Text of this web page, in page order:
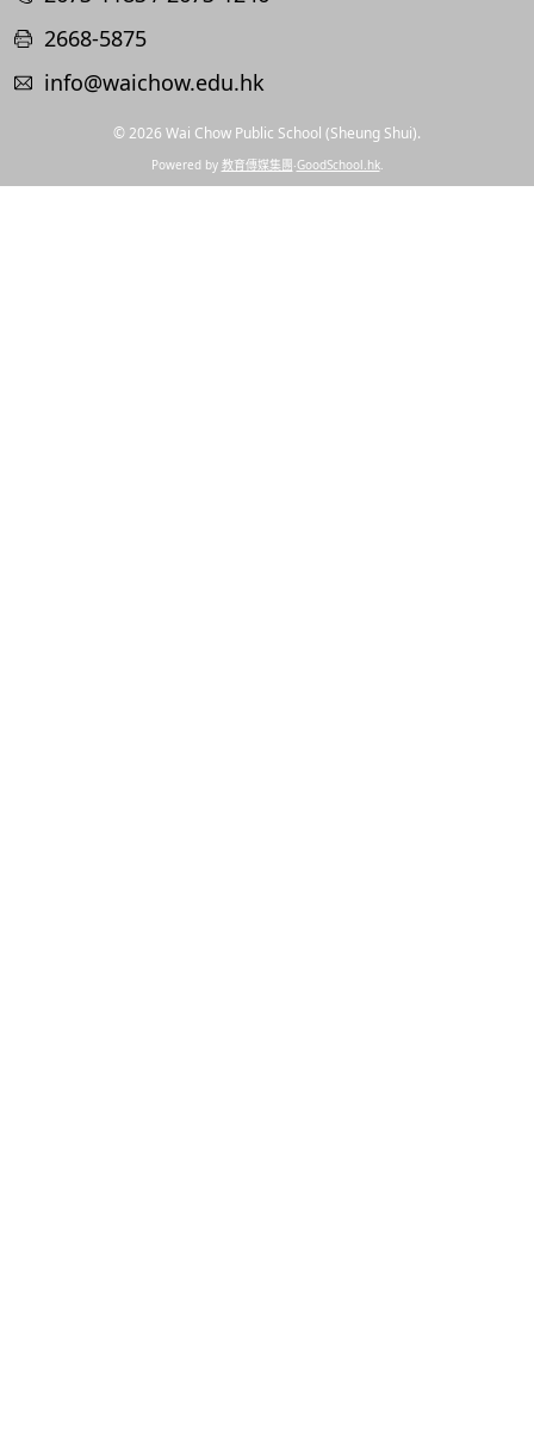
2668-5875
info@waichow.edu.hk
© 2026 Wai Chow Public School (Sheung Shui).
Powered by 教育傳媒集團 ‧GoodSchool.hk.